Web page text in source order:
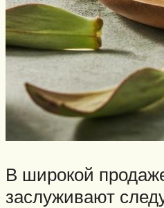
В широкой
заслуживают